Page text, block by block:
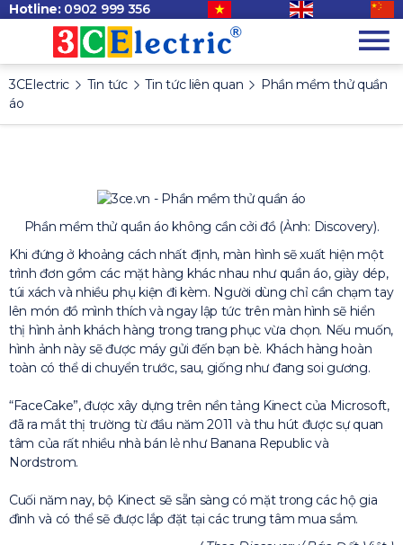
Hotline: 0902 999 356
3CElectric Tin tức Tin tức liên quan
Phần mềm thử quần
áo
Phần mềm thử quần áo không cần cởi đồ (Ảnh: Discovery).
Khi đứng ở khoảng cách nhất định, màn hình sẽ xuất hiện một
trình đơn gồm các mặt hàng khác nhau như quần áo, giày dép,
túi xách và nhiều phụ kiện đi kèm. Người dùng chỉ cần chạm tay
lên món đồ mình thích và ngay lập tức trên màn hình sẽ hiển
thị hình ảnh khách hàng trong trang phục vừa chọn. Nếu muốn,
hình ảnh này sẽ được máy gửi đến bạn bè. Khách hàng hoàn
toàn có thể di chuyển trước, sau, giống như đang soi gương.
“FaceCake”, được xây dựng trên nền tảng Kinect của Microsoft,
đã ra mắt thị trường từ đầu năm 2011 và thu hút được sự quan
tâm của rất nhiều nhà bán lẻ như Banana Republic và
Nordstrom.
Cuối năm nay, bộ Kinect sẽ sẵn sàng có mặt trong các hộ gia
đình và có thể sẽ được lắp đặt tại các trung tâm mua sắm.